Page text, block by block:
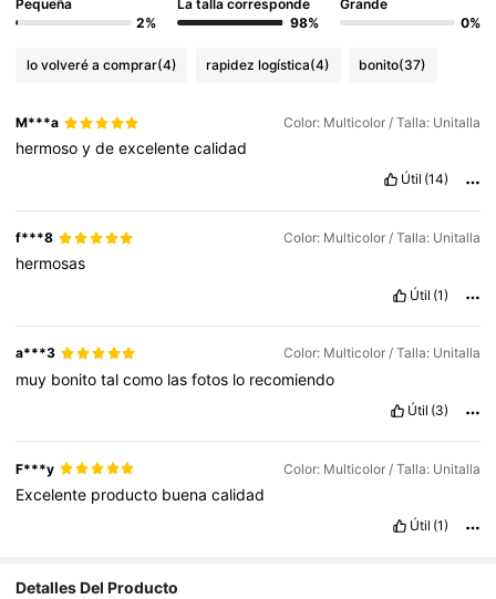
Pequeña
2%
La talla corresponde
98%
Grande
0%
lo volveré a comprar(4) rapidez logística(4) bonito(37)
M***a Color: Multicolor / Talla: Unitalla
hermosoydeexcelentecalidad
Útil (14)
f***8 Color: Multicolor / Talla: Unitalla
hermosas
Útil (1)
a***3 Color: Multicolor / Talla: Unitalla
muy bonitotalcomo lasfotos lo recomiendo
Útil (3)
F***y Color: Multicolor / Talla: Unitalla
Excelente producto buenacalidad
Útil (1)
Detalles Del Producto